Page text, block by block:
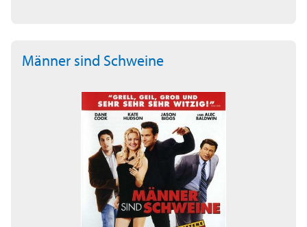
Männer sind Schweine